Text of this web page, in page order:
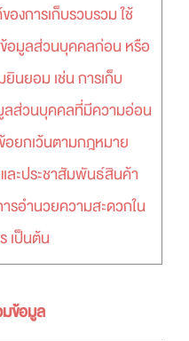
องการเก็บรวบรวม ใช้
อมูลส่วนบุคคลก่อน หรือ
นยอม เช่น การเก็บ
ลส่วนบุคคลที่มีความอ่อน
ข้อยกเว้นตามกฎหมาย
ละประชาสัมพันธ์สินค้า
รอำนวยความสะดวกใน
เป็นต้น
มข้อมูล